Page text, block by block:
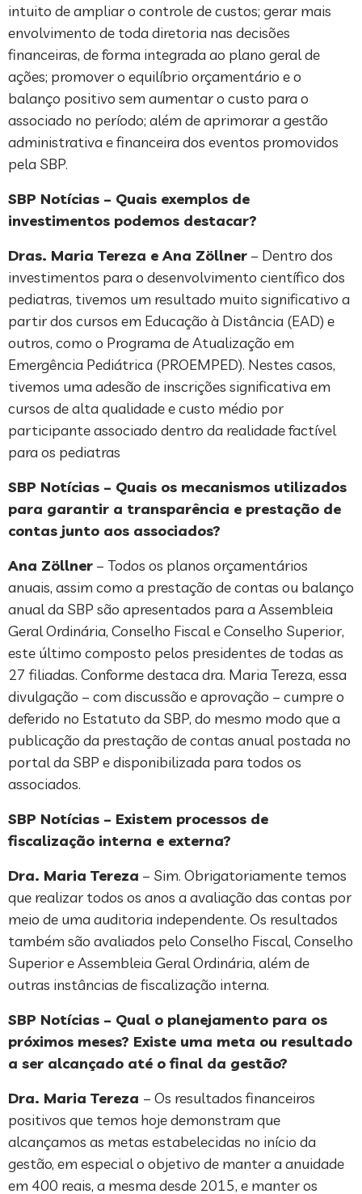
intuito de ampliar o controle de custos; gerar mais
envolvimento de toda diretoria nas decisões
financeiras, de forma integrada ao plano geral de
ações; promover o equilíbrio orçamentário e o
balanço positivo sem aumentar o custo para o
associado no período; além de aprimorar a gestão
administrativa e financeira dos eventos promovidos
pela SBP.
SBP Notícias – Quais exemplos de
investimentos podemos destacar?
Dras. Maria Tereza e Ana Zöllner – Dentro dos
investimentos para o desenvolvimento científico dos
pediatras, tivemos um resultado muito significativo a
partir dos cursos em Educação à Distância (EAD) e
outros, como o Programa de Atualização em
Emergência Pediátrica (PROEMPED). Nestes casos,
tivemos uma adesão de inscrições significativa em
cursos de alta qualidade e custo médio por
participante associado dentro da realidade factível
para os pediatras
SBP Notícias – Quais os mecanismos utilizados
para garantir a transparência e prestação de
contas junto aos associados?
Ana Zöllner – Todos os planos orçamentários
anuais, assim como a prestação de contas ou balanço
anual da SBP são apresentados para a Assembleia
Geral Ordinária, Conselho Fiscal e Conselho Superior,
este último composto pelos presidentes de todas as
27 filiadas. Conforme destaca dra. Maria Tereza, essa
divulgação – com discussão e aprovação – cumpre o
deferido no Estatuto da SBP, do mesmo modo que a
publicação da prestação de contas anual postada no
portal da SBP e disponibilizada para todos os
associados.
SBP Notícias – Existem processos de
fiscalização interna e externa?
Dra. Maria Tereza – Sim. Obrigatoriamente temos
que realizar todos os anos a avaliação das contas por
meio de uma auditoria independente. Os resultados
também são avaliados pelo Conselho Fiscal, Conselho
Superior e Assembleia Geral Ordinária, além de
outras instâncias de fiscalização interna.
SBP Notícias – Qual o planejamento para os
próximos meses? Existe uma meta ou resultado
a ser alcançado até o final da gestão?
Dra. Maria Tereza – Os resultados financeiros
positivos que temos hoje demonstram que
alcançamos as metas estabelecidas no início da
gestão, em especial o objetivo de manter a anuidade
em 400 reais, a mesma desde 2015, e manter os